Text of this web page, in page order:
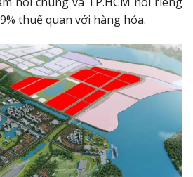
thuế quan với hàng hóa.